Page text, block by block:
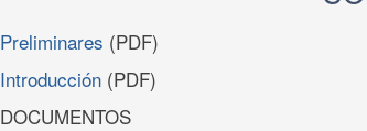
Preliminares (PDF)
Introducción (PDF)
DOCUMENTOS